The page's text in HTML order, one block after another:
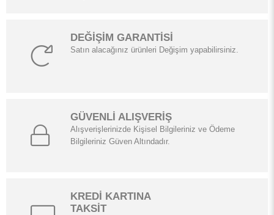
DEĞİŞİM GARANTİSİ
Satın alacağınız ürünleri Değişim yapabilirsiniz.
GÜVENLİ ALIŞVERİŞ
Alışverişlerinizde Kişisel Bilgileriniz ve Ödeme
Bilgileriniz Güven Altındadır.
KREDİ KARTINA
TAKSİT